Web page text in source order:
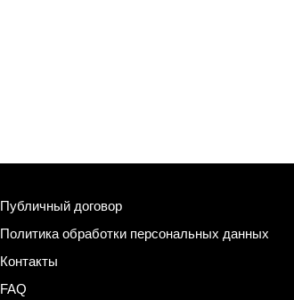
Публичный договор
Политика обработки персональных данных
Контакты
FAQ